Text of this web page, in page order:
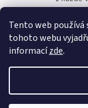
Tento web používá
tohoto webu
informacízde.
Vaší